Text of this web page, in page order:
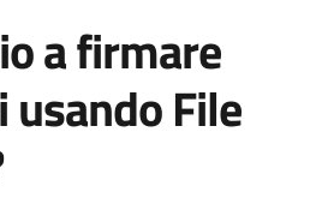
a firmare
File